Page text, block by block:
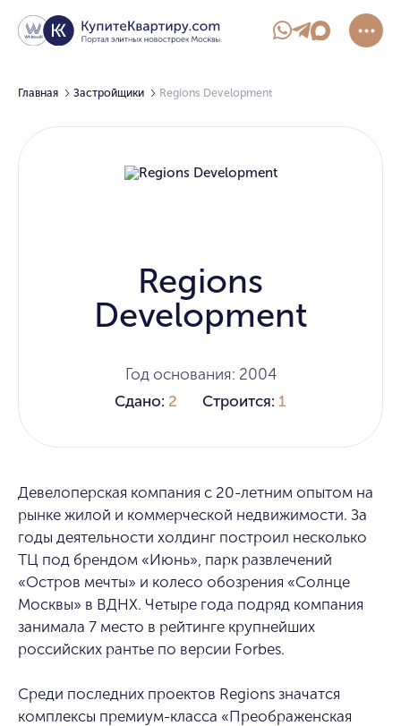
Главная Застройщики Regions Development
Девелоперская компания с 20-летним опытом на
рынке жилой и коммерческой недвижимости. За
годы деятельности холдинг построил несколько
ТЦ под брендом «Июнь», парк развлечений
«Остров мечты» и колесо обозрения «Солнце
Москвы» в ВДНХ. Четыре года подряд компания
занимала 7 место в рейтинге крупнейших
российских рантье по версии Forbes.
Среди последних проектов Regions значатся
комплексы премиум-класса «Преображенская
Regions
Development
Год основания: 2004
Сдано: 2 Строится: 1